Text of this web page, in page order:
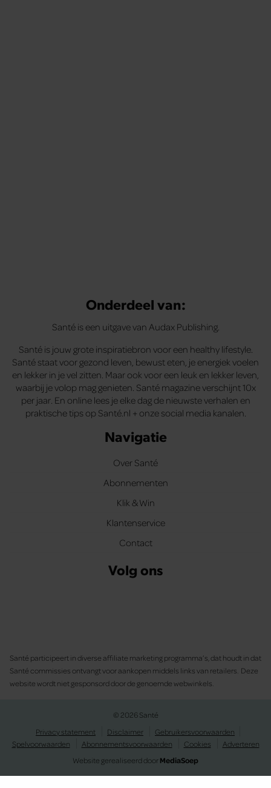
Onderdeel van:
Santé is een uitgave van Audax Publishing.
Santé is jouw grote inspiratiebron voor een healthy lifestyle.
Santé staat voor gezond leven, bewust eten, je energiek voelen
en lekker in je vel zitten. Maar ook voor een leuk en lekker leven,
waarbij je volop mag genieten. Santé magazine verschijnt 10x
per jaar. En online lees je elke dag de nieuwste verhalen en
praktische tips op Santé.nl + onze social media kanalen.
Navigatie
Over Santé
Abonnementen
Klik & Win
Klantenservice
Contact
Volg ons
Santé participeert in diverse affiliate marketing programma’s, dat houdt in dat
Santé commissies ontvangt voor aankopen middels links van retailers. Deze
website wordt niet gesponsord door de genoemde webwinkels.
© 2026 Santé
Privacy statement
Disclaimer
Gebruikersvoorwaarden
Spelvoorwaarden
Abonnementsvoorwaarden Cookies
Adverteren
Website gerealiseerd doorMediaSoep